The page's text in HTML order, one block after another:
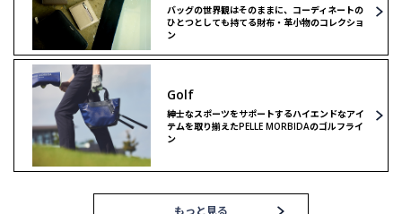
バッグの世界観はそのままに、コーディネートの
ひとつとしても持てる財布・革小物のコレクショ
ン
Golf
紳士なスポーツをサポートするハイエンドなアイ
テムを取り揃えたPELLE MORBIDAのゴルフライ
ン